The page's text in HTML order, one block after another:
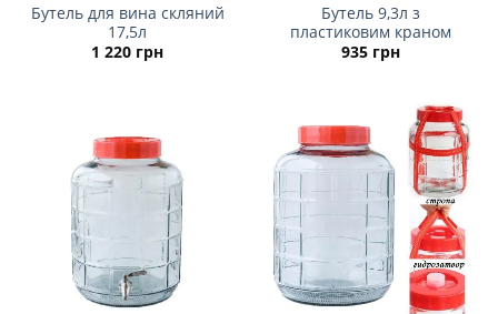
Бутель для вина скляний
17,5л
1 220 грн
Бутель 9,3л з
пластиковим краном
935 грн